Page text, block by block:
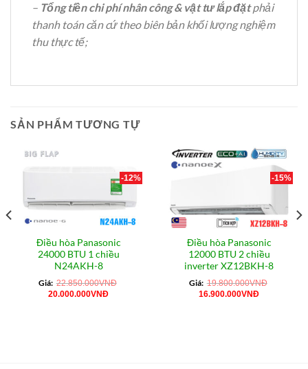
– Tổng tiền chi phí nhân công & vật tư lắp đặtphải
thanh toán căn cứ theo biên bản khối lượng nghiệm
thu thực tế;
SẢN PHẨM TƯƠNG TỰ
-12%
Điều hòa Panasonic
24000 BTU 1 chiều
N24AKH-8
Giá: 22.850.000VNĐ
Giá
20.000.000VNĐGiá
-15%
Điều hòa Panasonic
12000 BTU 2 chiều
inverter XZ12BKH-8
Giá: 19.800.000VNĐ
Giá
16.900.000VNĐGiá